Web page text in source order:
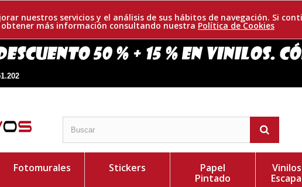
nuestros servicios y el análisis de sus hábitos de navegación. Si
más información consultando nuestra Política de Cookies
Fotomurales Stickers
Papel
Pintado